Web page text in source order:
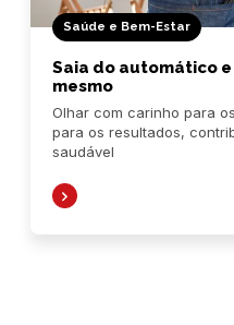
Saúde e Bem-Estar
Saia do automático
mesmo
Olhar com carinho para
para os resultados,
saudável